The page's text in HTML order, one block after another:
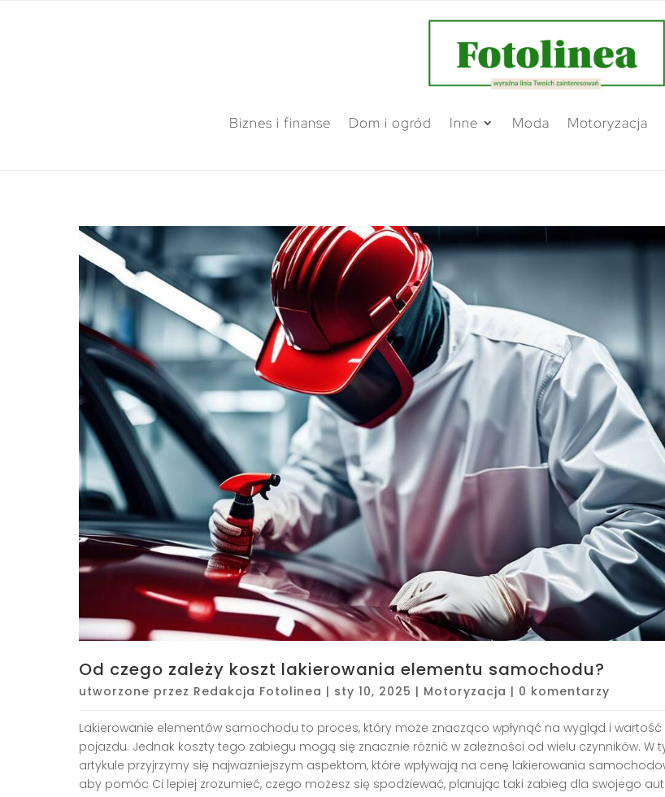
Biznes i finanse Dom i ogród Inne Moda Motoryzacja
Od czego zależy koszt lakierowania elementu samochodu?
utworzone przez Redakcja Fotolinea | sty 10, 2025 | Motoryzacja | 0 komentarzy
Lakierowanie elementów samochodu to proces, który może znacząco wpłynąć na wygląd i wartość
pojazdu. Jednak koszty tego zabiegu mogą się znacznie różnić w zależności od wielu czynników. W
artykule przyjrzymy się najważniejszym aspektom, które wpływają na cenę lakierowania
aby pomóc Ci lepiej zrozumieć, czego możesz się spodziewać, planując taki zabieg dla swojego